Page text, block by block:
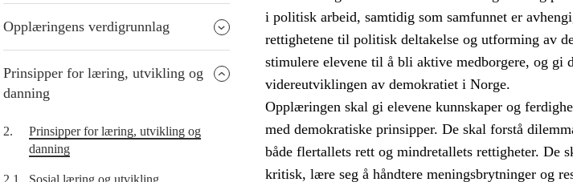
Opplæringens verdigrunnlag
Prinsipper for læring, utvikling og
danning
2.
Prinsipper for læring, utvikling og
danning
i politisk arbeid, samtidig som samfunnet er
rettighetene til politisk deltakelse og utforming av
stimulere elevene til å bli aktive medborgere, og gi
videreutviklingen av demokratiet i Norge.
Opplæringen skal gi elevene kunnskaper og
med demokratiske prinsipper. De skal forstå
både flertallets rett og mindretallets rettigheter. De
kritisk, lære seg å håndtere meningsbrytninger og